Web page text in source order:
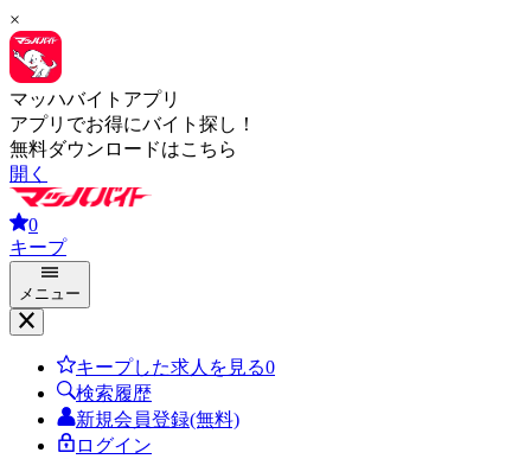
×
マッハバイトアプリ
アプリでお得にバイト探し！
無料ダウンロードはこちら
開く
0
キープ
メニュー
キープした求人を見る0
検索履歴
新規会員登録(無料)
ログイン